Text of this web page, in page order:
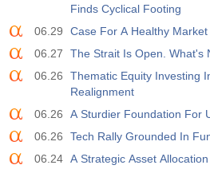
19:30
USD
CFTC S&P 500 비상업 순포지
활동
예측값
USD
활동
-14.6 K
예측값
Finds Cyclical Footing
06.29
Case For A Healthy
06.27
The Strait Is Open. What's
06.26
Thematic Equity Investing
Realignment
06.26
A Sturdier Foundation For
06.26
Tech Rally Grounded In
06.24 A Strategic Asset